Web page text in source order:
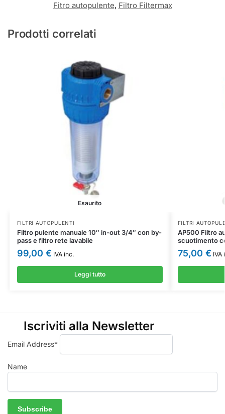
Fitro autopulente, Filtro Filtermax
Prodotti correlati
Esaurito
FILTRI AUTOPULENTI
Filtro pulente manuale 10″ in-out 3/4″ con by-
pass e filtro rete lavabile
99,00 € IVA inc.
Leggi tutto
FILTRI
AP500 Filtro
scuotimento
75,00 € IVA
Iscriviti alla Newsletter
Email Address*
Name